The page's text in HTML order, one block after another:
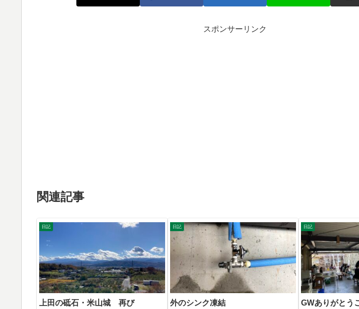
スポンサーリンク
関連記事
日記
上田の砥石・米山城 再び
日記
外のシンク凍結
日記
GWありがとう